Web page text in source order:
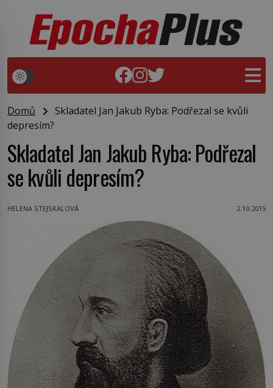
Domů
Skladatel Jan Jakub Ryba: Podřezal se kvůli
depresím?
Skladatel Jan Jakub Ryba: Podřezal
se kvůli depresím?
HELENA STEJSKALOVÁ 2.10.2015